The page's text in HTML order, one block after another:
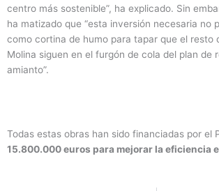
centro más sostenible”, ha explicado. Sin
ha matizado que “esta inversión necesaria no
como cortina de humo para tapar que el resto
Molina siguen en el furgón de cola del plan de
amianto”.
Todas estas obras han sido financiadas por el
15.800.000 euros para mejorar la eficiencia